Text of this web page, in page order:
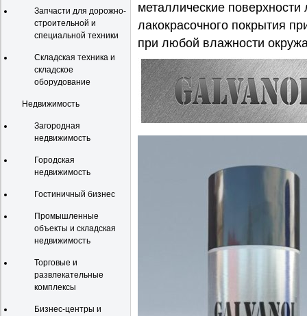
Запчасти для дорожно-
строительной и
специальной техники
Складская техника и
складское
оборудование
Недвижимость
Загородная
недвижимость
Городская
недвижимость
Гостиничный бизнес
Промышленные
объекты и складская
недвижимость
Торговые и
развлекательные
комплексы
Бизнес-центры и
металлические
лакокрасочного покрытия
при любой влажности